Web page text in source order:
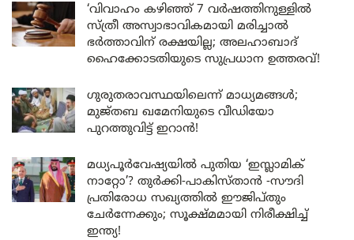
‘വിവാഹം കഴിഞ്ഞ് 7 വർഷത്തിനുള്ളിൽ
സ്ത്രീ അസ്വാഭാവികമായി മരിച്ചാൽ
ഭർത്താവിന് രക്ഷയില്ല; അലഹാബാദ്
ഹൈക്കോടതിയുടെ സുപ്രധാന ഉത്തരവ്!
ഗുരുതരാവസ്ഥയിലെന്ന് മാധ്യമങ്ങൾ;
മുജ്തബ ഖമേനിയുടെ വീഡിയോ
പുറത്തുവിട്ട് ഇറാൻ!
മധ്യപൂർവേഷ്യയിൽ പുതിയ ‘ഇസ്ലാമിക്
നാറ്റോ’? തുർക്കി-പാകിസ്താൻ -സൗദി
പ്രതിരോധ സഖ്യത്തിൽ ഈജിപ്തും
ചേർന്നേക്കും; സൂക്ഷ്മമായി നിരീക്ഷിച്ച്
ഇന്ത്യ!